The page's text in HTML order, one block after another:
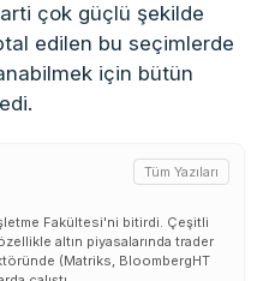
çok güçlü şekilde
edilen bu seçimlerde
için bütün
Tüm Yazıları
Fakültesi'ni bitirdi. Çeşitli
altın piyasalarında trader
(Matriks, BloombergHT